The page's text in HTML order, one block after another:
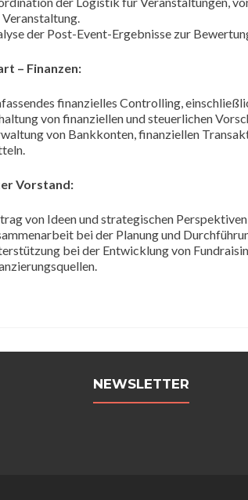
der Post-Event-Ergebnisse zur
– Finanzen:
finanzielles Controlling,
von finanziellen und steuerlichen
von Bankkonten, finanziellen
Vorstand:
von Ideen und strategischen
bei der Planung und
bei der Entwicklung von
NEWSLETTER